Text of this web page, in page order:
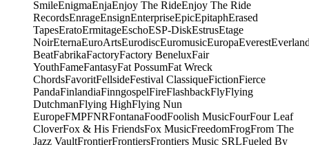
SmileEnigmaEnjaEnjoy The RideEnjoy The Ride
RecordsEnrageEnsignEnterpriseEpicEpitaphErased
TapesEratoErmitageEschoESP-DiskEstrusEtage
NoirEternaEuroArtsEurodiscEuromusicEuropaEverest
BeatFabrikaFactoryFactory BeneluxFair
YouthFameFantasyFat PossumFat Wreck
ChordsFavoritFellsideFestival ClassiqueFictionFierce
PandaFinlandiaFinngospelFireFlashbackFlyFlying
DutchmanFlying HighFlying Nun
EuropeFMPFNRFontanaFoodFoolish MusicFourFour Leaf
CloverFox & His FriendsFox MusicFreedomFrogFrom The
Jazz VaultFrontierFrontiersFrontiers Music SRLFueled By